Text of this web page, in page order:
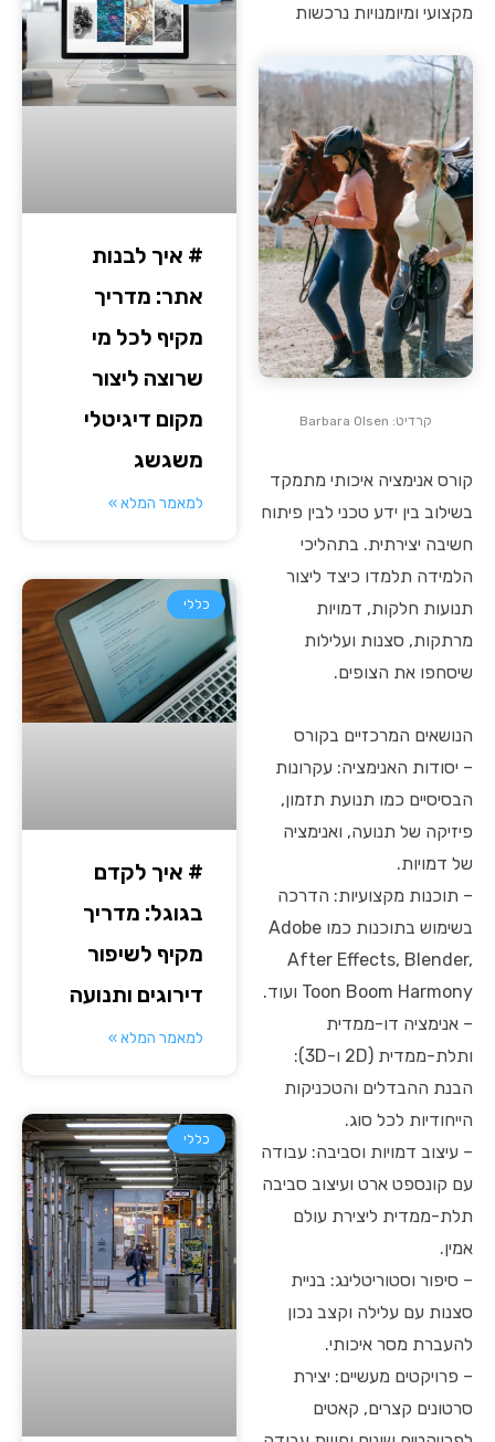
מקצועי ומיומנויות נרכשות
קרדיט: Barbara Olsen
קורס אנימציה איכותי מתמקד
בשילוב בין ידע טכני לבין פיתוח
חשיבה יצירתית. בתהליכי
הלמידה תלמדו כיצד ליצור
תנועות חלקות, דמויות
מרתקות, סצנות ועלילות
שיסחפו את הצופים.
הנושאים המרכזיים בקורס
– יסודות האנימציה: עקרונות
הבסיסיים כמו תנועת תזמון,
פיזיקה של תנועה, ואנימציה
של דמויות.
– תוכנות מקצועיות: הדרכה
בשימוש בתוכנות כמו Adobe
After Effects, Blender,
Toon Boom Harmony ועוד.
– אנימציה דו-ממדית
ותלת-ממדית (2D ו-3D):
הבנת ההבדלים והטכניקות
הייחודיות לכל סוג.
– עיצוב דמויות וסביבה: עבודה
עם קונספט ארט ועיצוב סביבה
תלת-ממדית ליצירת עולם
אמין.
– סיפור וסטוריטלינג: בניית
סצנות עם עלילה וקצב נכון
להעברת מסר איכותי.
– פרויקטים מעשיים: יצירת
סרטונים קצרים, קאטים
# איך לבנות
אתר: מדריך
מקיף לכל מי
שרוצה ליצור
מקום דיגיטלי
משגשג
למאמר המלא »
כללי
# איך לקדם
בגוגל: מדריך
מקיף לשיפור
דירוגים ותנועה
למאמר המלא »
כללי